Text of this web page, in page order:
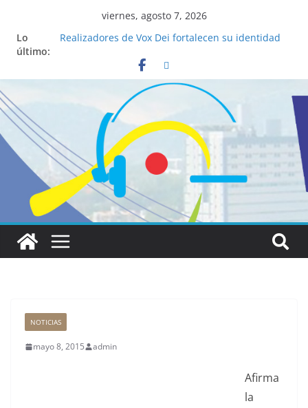
viernes, agosto 7, 2026
Lo
último:
Realizadores de Vox Dei fortalecen su identidad
La ciencia desvela los 5 secretos que tiene
fácilmente un católico para convertirse en
“Superancianos”
Pop Up Market atrae a cientos de visitantes y
dinamiza la economía local
Salud mental a la mesa: la importancia de
hablarlo en familia
Lo que tienen en común la nueva Película Toy
Story 5 y el Papa León XIV
NOTICIAS
mayo 8, 2015 admin
Afirma
la